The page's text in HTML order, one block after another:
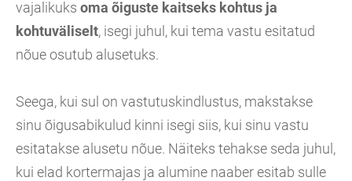
vajalikuks oma õiguste kaitseks kohtus ja
kohtuväliselt, isegi juhul, kui tema vastu esitatud
nõue osutub alusetuks.
Seega, kui sul on vastutuskindlustus, makstakse
sinu õigusabikulud kinni isegi siis, kui sinu vastu
esitatakse alusetu nõue. Näiteks tehakse seda juhul,
kui elad kortermajas ja alumine naaber esitab sulle